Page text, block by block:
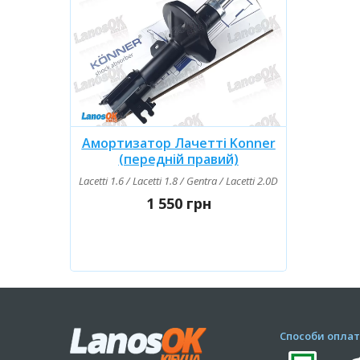
Амортизатор Лачетті Konner
(передній правий)
Lacetti 1.6 / Lacetti 1.8 / Gentra / Lacetti 2.0D
1 550 грн
Способи